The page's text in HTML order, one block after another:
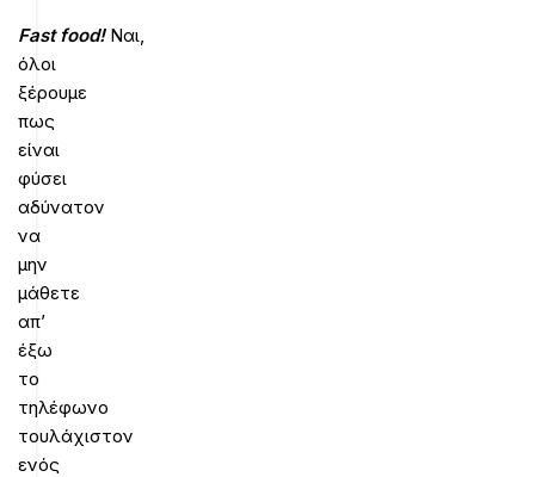
Fast food!Ναι,
όλοι
ξέρουμε
πως
είναι
φύσει
αδύνατον
να
μην
μάθετε
απ’
έξω
το
τηλέφωνο
τουλάχιστον
ενός